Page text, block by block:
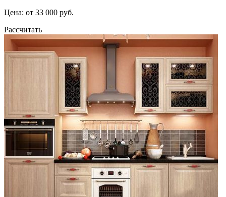
Цена: от 33 000 руб.
Рассчитать